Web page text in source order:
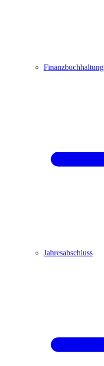
Finanzbuchhaltung
Jahresabschluss